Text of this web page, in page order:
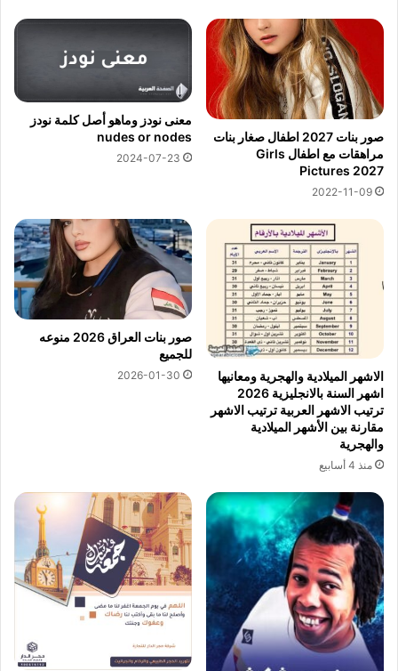
صور بنات 2027 اطفال صغار بنات
مراهقات مع اطفال Girls
Pictures 2027
2022-11-09
معنى نودز وماهو أصل كلمة نودز
nudes or nodes
2024-07-23
الاشهر الميلادية والهجرية ومعانيها
اشهر السنة بالانجليزية 2026
ترتيب الاشهر العربية ترتيب الاشهر
مقارنة بين الأشهر الميلادية
والهجرية
منذ 4 أسابيع
صور بنات العراق 2026 منوعه
للجميع
2026-01-30